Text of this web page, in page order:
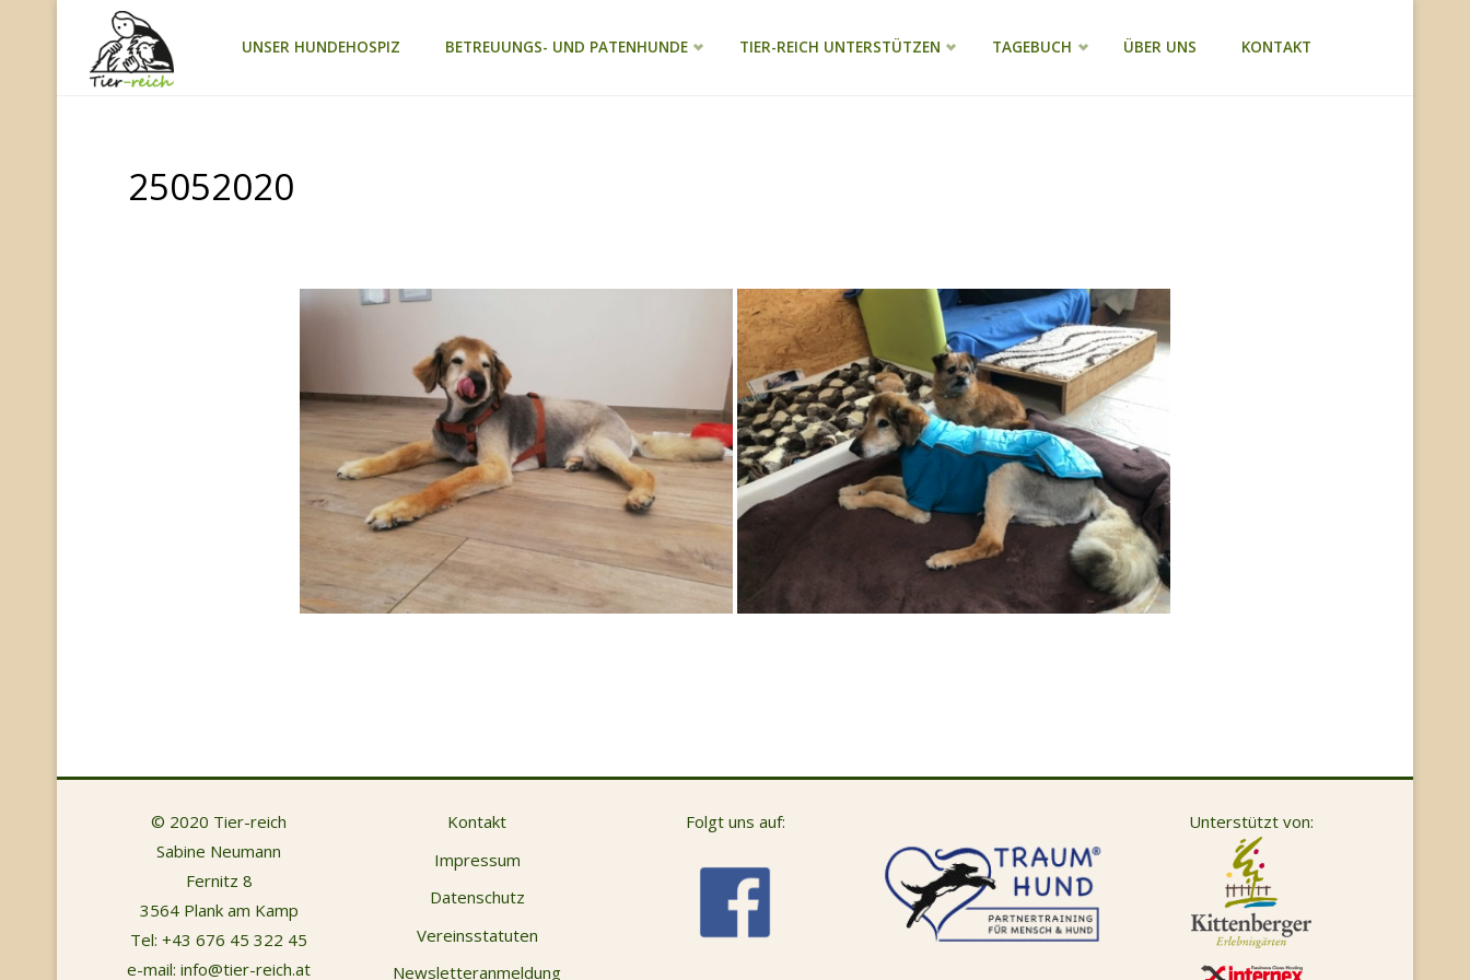
UNSER HUNDEHOSPIZ BETREUUNGS- UND PATENHUNDE TIER-REICH UNTERSTÜTZEN TAGEBUCH ÜBER UNS KONTAKT
25052020
© 2020 Tier-reich
Sabine Neumann
Fernitz 8
3564 Plank am Kamp
Tel: +43 676 45 322 45
e-mail: info@tier-reich.at
Kontakt
Impressum
Datenschutz
Vereinsstatuten
Newsletteranmeldung
Folgt uns auf: Unterstützt von: